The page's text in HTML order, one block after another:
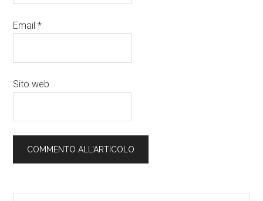
Email*
Sito web